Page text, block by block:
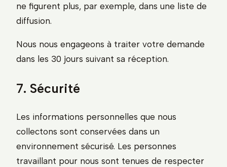
ne figurent plus, par exemple, dans une liste de
diffusion.
Nous nous engageons à traiter votre demande
dans les 30 jours suivant sa réception.
7. Sécurité
Les informations personnelles que nous
collectons sont conservées dans un
environnement sécurisé. Les personnes
travaillant pour nous sont tenues de respecter